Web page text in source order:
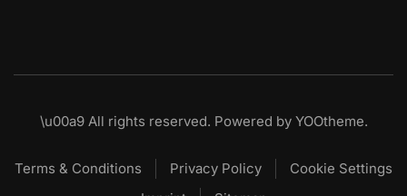
\u00a9 All rights reserved. Powered by YOOtheme.
Terms & Conditions Privacy Policy
Cookie Settings